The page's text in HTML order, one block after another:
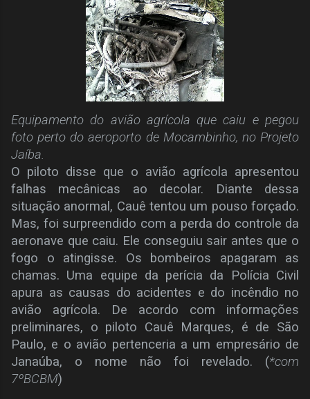
Equipamento do avião agrícola que caiu e pegou
foto perto do aeroporto de Mocambinho, no Projeto
Jaíba.
O piloto disse que o avião agrícola apresentou
falhas mecânicas ao decolar. Diante dessa
situação anormal, Cauê tentou um pouso forçado.
Mas, foi surpreendido com a perda do controle da
aeronave que caiu. Ele conseguiu sair antes que o
fogo o atingisse. Os bombeiros apagaram as
chamas. Uma equipe da perícia da Polícia Civil
apura as causas do acidentes e do incêndio no
avião agrícola. De acordo com informações
preliminares, o piloto Cauê Marques, é de São
Paulo, e o avião pertenceria a um empresário de
Janaúba, o nome não foi revelado. (*com
7ºBCBM)